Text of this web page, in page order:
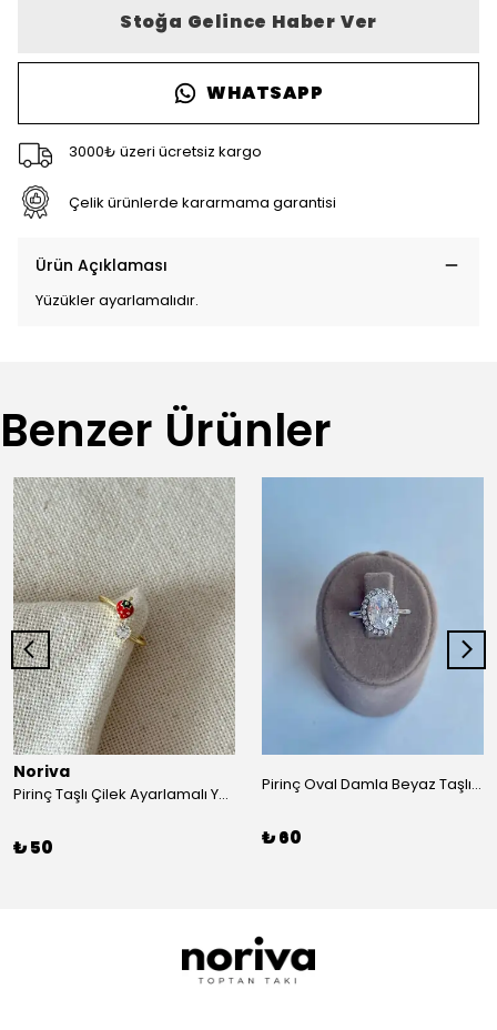
Stoğa Gelince Haber Ver
WHATSAPP
3000₺ üzeri ücretsiz kargo
Çelik ürünlerde kararmama garantisi
Ürün Açıklaması
Yüzükler ayarlamalıdır.
Benzer Ürünler
Noriva
Pirinç Taşlı Çilek Ayarlamalı Yüzük
₺ 50
Pirinç Oval Damla Beyaz Taşlı Yüzük
₺ 60